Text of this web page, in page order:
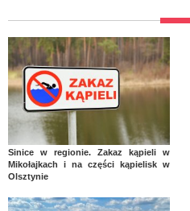
Sinice w regionie. Zakaz kąpieli w
Mikołajkach i na części kąpielisk w
Olsztynie